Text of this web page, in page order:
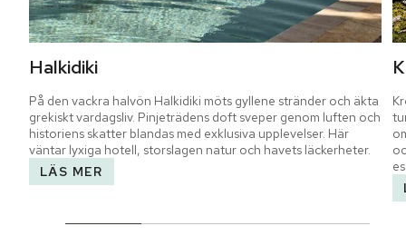
Halkidiki
På den vackra halvön Halkidiki möts gyllene stränder och äkta
grekiskt vardagsliv. Pinjeträdens doft sveper genom luften och
historiens skatter blandas med exklusiva upplevelser. Här
väntar lyxiga hotell, storslagen natur och havets läckerheter.
LÄS MER